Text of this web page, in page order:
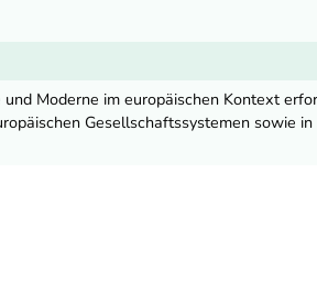
Moderne im europäischen Kontext
Gesellschaftssystemen sowie